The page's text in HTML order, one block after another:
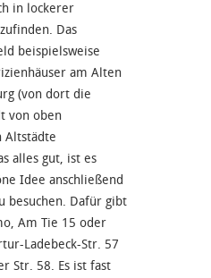
in lockerer
Das
beispielsweise
am Alten
(von dort die
von oben
Altstädte
alles gut, ist es
Idee anschließend
besuchen. Dafür gibt
Am Tie 15 oder
Ladebeck-Str. 57
Str. 58. Es ist fast